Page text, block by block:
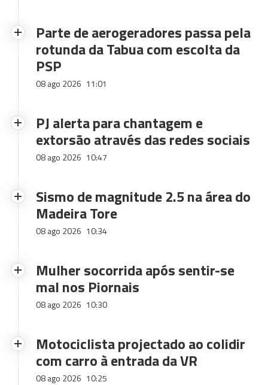
Parte de aerogeradores passa pela
rotunda da Tabua com escolta da
PSP
08 ago 2026 11:01
PJ alerta para chantagem e
extorsão através das redes sociais
08 ago 2026 10:47
Sismo de magnitude 2.5 na área do
Madeira Tore
08 ago 2026 10:34
Mulher socorrida após sentir-se
mal nos Piornais
08 ago 2026 10:30
Motociclista projectado ao colidir
com carro à entrada da VR
08 ago 2026 10:25